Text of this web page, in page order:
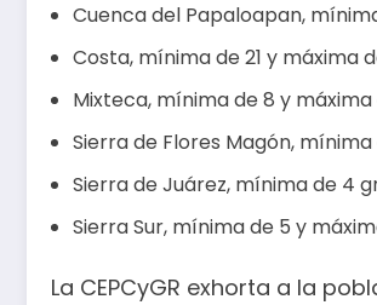
Cuenca del Papaloapan,
Costa, mínima de 21 y máxima
Mixteca, mínima de 8 y máxima
Sierra de Flores Magón,
Sierra de Juárez, mínima de 4
Sierra Sur, mínima de 5 y
La CEPCyGR exhorta a la